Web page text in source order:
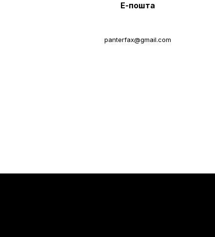
Е-пошта
panterfax@gmail.com